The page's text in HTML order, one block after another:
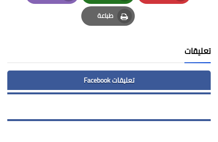
Pinterest
Whatsapp
Email
طباعة
Print
تعليقات
تعليقات Facebook